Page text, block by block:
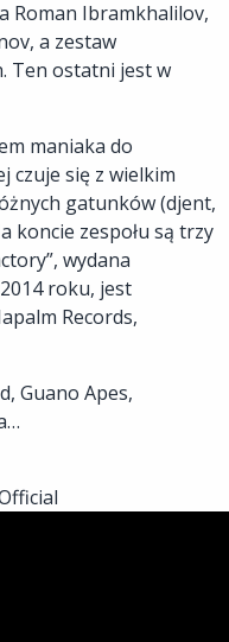
Roman Ibramkhalilov,
a zestaw
Ten ostatni jest w
maniaka do
czuje się z wielkim
gatunków (djent,
koncie zespołu są trzy
wydana
roku, jest
Records,
Guano Apes,